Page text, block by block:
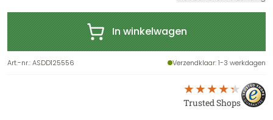
In winkelwagen
Art.-nr.:ASDD125556 Verzendklaar: 1-3 werkdagen
Trusted Shops